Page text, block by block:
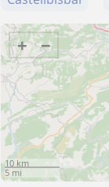
+ −
10 km
5 mi